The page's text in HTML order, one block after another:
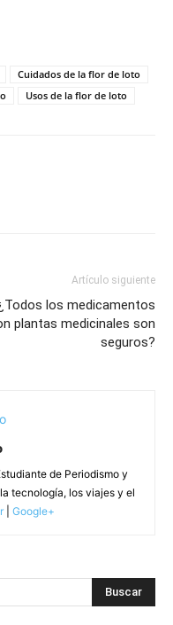
Cuidados de la flor de loto
Usos de la flor de loto
Artículo siguiente
los medicamentos
plantas medicinales son
seguros?
de Periodismo y
tecnología, los viajes y el
Google+